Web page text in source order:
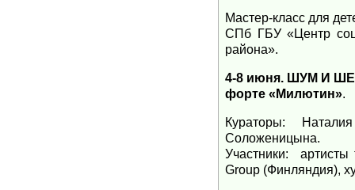
Мастер-класс для
СПб ГБУ «Центр
района».
4-8 июня. ШУМ И
форте «Милютин».
Кураторы:
Соложеницына.
Участники: артисты
Group (Финляндия),